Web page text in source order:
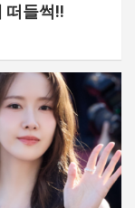
떠들썩!!